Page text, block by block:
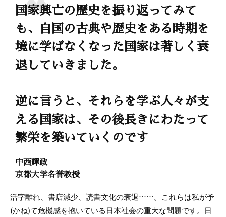
国家興亡の歴史を振り返ってみて
も、自国の古典や歴史をある時期を
境に学ばなくなった国家は著しく衰
退していきました。
逆に言うと、それらを学ぶ人々が支
える国家は、その後長きにわたって
繁栄を築いていくのです
中西輝政
京都大学名誉教授
活字離れ、書店減少、読書文化の衰退……。これらは私が予
(かね)て危機感を抱いている日本社会の重大な問題です。日